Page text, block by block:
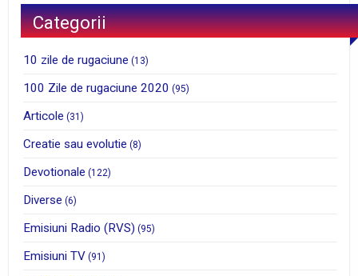
Categorii
10 zile de rugaciune (13)
100 Zile de rugaciune 2020 (95)
Articole (31)
Creatie sau evolutie (8)
Devotionale (122)
Diverse (6)
Emisiuni Radio (RVS) (95)
Emisiuni TV (91)